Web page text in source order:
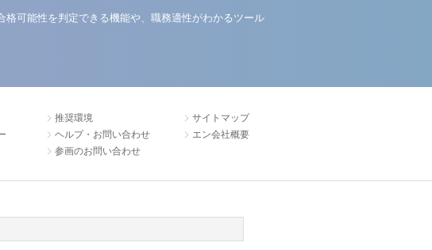
可能性を判定できる機能や、職務適性がわかるツール
推奨環境
ヘルプ・お問い合わせ
参画のお問い合わせ
サイトマップ
エン会社概要